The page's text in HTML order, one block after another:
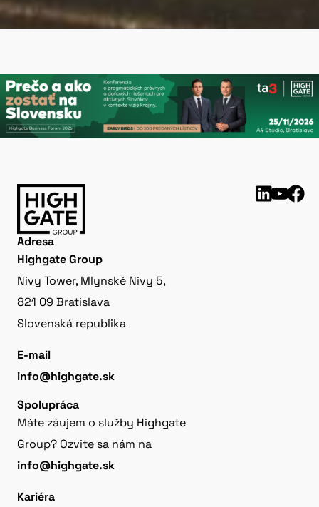
Adresa
Highgate Group
Nivy Tower, Mlynské Nivy 5,
821 09 Bratislava
Slovenská republika
E-mail
info@highgate.sk
Spolupráca
Máte záujem o služby Highgate
Group? Ozvite sa nám na
info@highgate.sk
Kariéra